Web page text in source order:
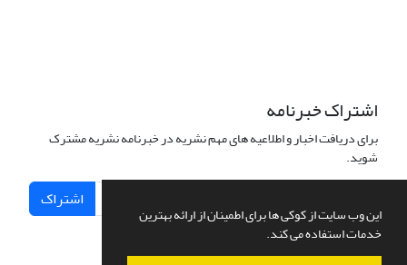
این وب سایت از کوکی ها برای اطمینان از ارائه بهترین
خدمات استفاده می کند.
اشتراک خبرنامه
برای دریافت اخبار و اطلاعیه های مهم نشریه در خبرنامه نشریه مشترک
شوید.
اشتراک